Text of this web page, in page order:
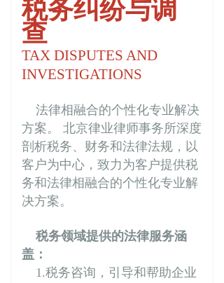
税务纠纷与调
查
TAX DISPUTES AND
INVESTIGATIONS
法律相融合的个性化专业解决
方案。 北京律业律师事务所深度
剖析税务、财务和法律法规，以
客户为中心，致力为客户提供税
务和法律相融合的个性化专业解
决方案。
税务领域提供的法律服务涵
盖：
1.税务咨询，引导和帮助企业